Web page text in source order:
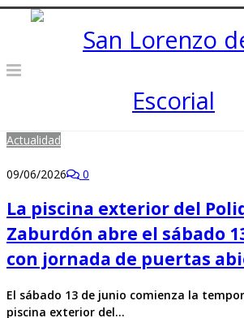
Actualidad
09/06/2026 0
La piscina exterior del
Zaburdón abre el sábado
con jornada de puertas
El sábado 13 de junio comienza la
piscina exterior del…